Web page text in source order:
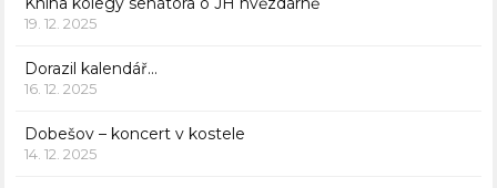
19. 12. 2025
Dorazil kalendář…
16. 12. 2025
Dobešov – koncert v kostele
14. 12. 2025